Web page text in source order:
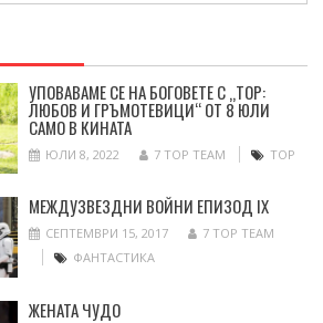
УПОВАВАМЕ СЕ НА БОГОВЕТЕ С „ТОР:
ЛЮБОВ И ГРЪМОТЕВИЦИ“ ОТ 8 ЮЛИ
САМО В КИНАТА
ЮЛИ 8, 2022 7 TOP TEAM ТОР
МЕЖДУЗВЕЗДНИ ВОЙНИ ЕПИЗОД IX
СЕПТЕМВРИ 15, 2017
7 TOP TEAM
ФАНТАСТИКА
ЖЕНАТА ЧУДО